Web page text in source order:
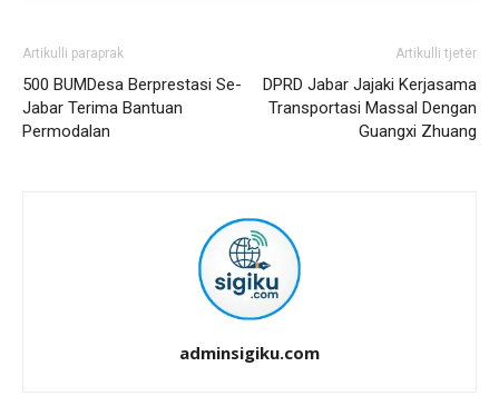
Artikulli paraprak
500 BUMDesa Berprestasi Se-
Jabar Terima Bantuan
Permodalan
Artikulli tjetër
DPRD Jabar Jajaki Kerjasama
Transportasi Massal Dengan
Guangxi Zhuang
adminsigiku.com